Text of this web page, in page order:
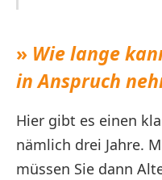
» Wie lange
in Anspruch
Hier gibt es einen
nämlich drei Jahre.
müssen Sie dann